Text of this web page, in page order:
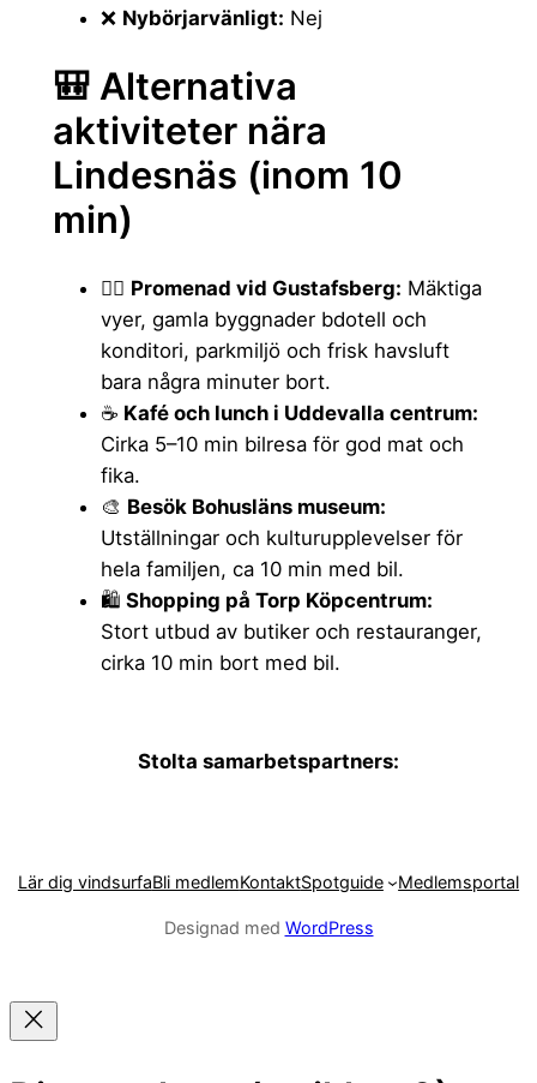
❌ Nybörjarvänligt: Nej
🎒 Alternativa
aktiviteter nära
Lindesnäs (inom 10
min)
🚶‍♂️ Promenad vid Gustafsberg: Mäktiga
vyer, gamla byggnader bdotell och
konditori, parkmiljö och frisk havsluft
bara några minuter bort.
☕ Kafé och lunch i Uddevalla centrum:
Cirka 5–10 min bilresa för god mat och
fika.
🎨 Besök Bohusläns museum:
Utställningar och kulturupplevelser för
hela familjen, ca 10 min med bil.
🛍️ Shopping på Torp Köpcentrum:
Stort utbud av butiker och restauranger,
cirka 10 min bort med bil.
Stolta samarbetspartners:
Lär dig vindsurfaBli medlemKontaktSpotguide Medlemsportal
Designad med WordPress